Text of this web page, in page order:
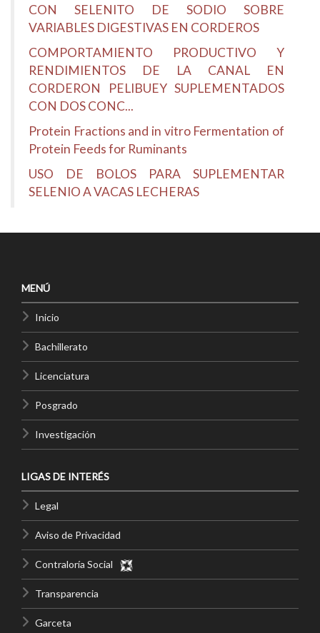
CON SELENITO DE SODIO SOBRE
VARIABLES DIGESTIVAS EN CORDEROS
COMPORTAMIENTO PRODUCTIVO Y
RENDIMIENTOS DE LA CANAL EN
CORDERON PELIBUEY SUPLEMENTADOS
CON DOS CONC...
Protein Fractions and in vitro Fermentation of
Protein Feeds for Ruminants
USO DE BOLOS PARA SUPLEMENTAR
SELENIO A VACAS LECHERAS
MENÚ
Inicio
Bachillerato
Licenciatura
Posgrado
Investigación
LIGAS DE INTERÉS
Legal
Aviso de Privacidad
Contraloría Social
Transparencia
Garceta